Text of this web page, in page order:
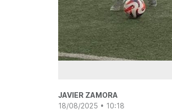
JAVIER ZAMORA
18/08/2025 • 10:18